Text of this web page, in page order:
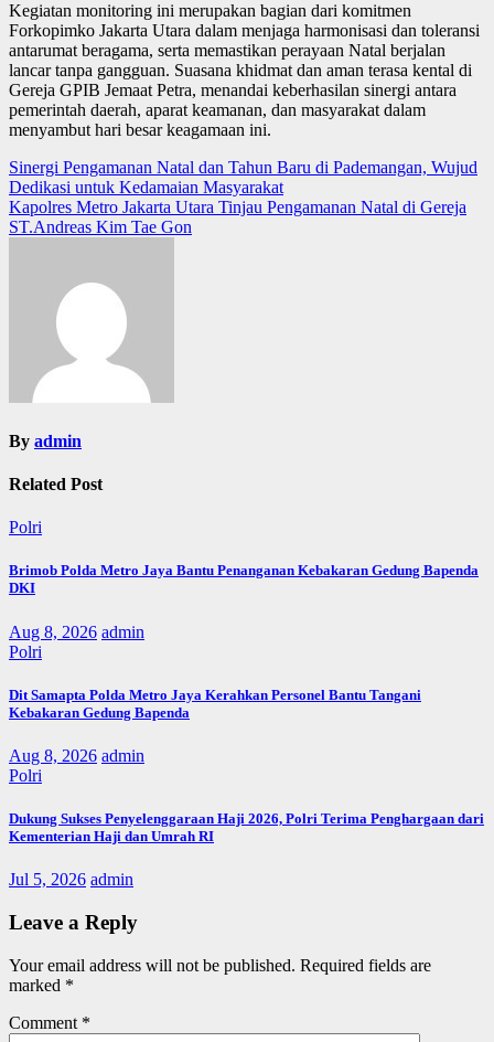
Kegiatan monitoring ini merupakan bagian dari komitmen
Forkopimko Jakarta Utara dalam menjaga harmonisasi dan toleransi
antarumat beragama, serta memastikan perayaan Natal berjalan
lancar tanpa gangguan. Suasana khidmat dan aman terasa kental di
Gereja GPIB Jemaat Petra, menandai keberhasilan sinergi antara
pemerintah daerah, aparat keamanan, dan masyarakat dalam
menyambut hari besar keagamaan ini.
Post
navigation
Sinergi Pengamanan Natal dan Tahun Baru di Pademangan, Wujud
Dedikasi untuk Kedamaian Masyarakat
Kapolres Metro Jakarta Utara Tinjau Pengamanan Natal di Gereja
ST.Andreas Kim Tae Gon
By admin
Related Post
Polri
Brimob Polda Metro Jaya Bantu Penanganan Kebakaran Gedung Bapenda
DKI
Aug 8, 2026 admin
Polri
Dit Samapta Polda Metro Jaya Kerahkan Personel Bantu Tangani
Kebakaran Gedung Bapenda
Aug 8, 2026 admin
Polri
Dukung Sukses Penyelenggaraan Haji 2026, Polri Terima Penghargaan dari
Kementerian Haji dan Umrah RI
Jul 5, 2026 admin
Leave a Reply
Your email address will not be published. Required fields are
marked *
Comment *